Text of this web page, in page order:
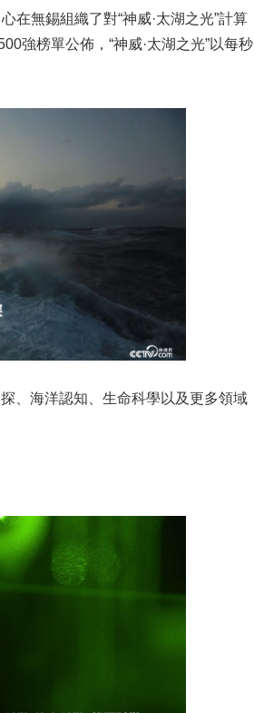
無錫組織了對“神威·太湖之光”計算
強榜單公佈，“神威·太湖之光”以每秒
、海洋認知、生命科學以及更多領域